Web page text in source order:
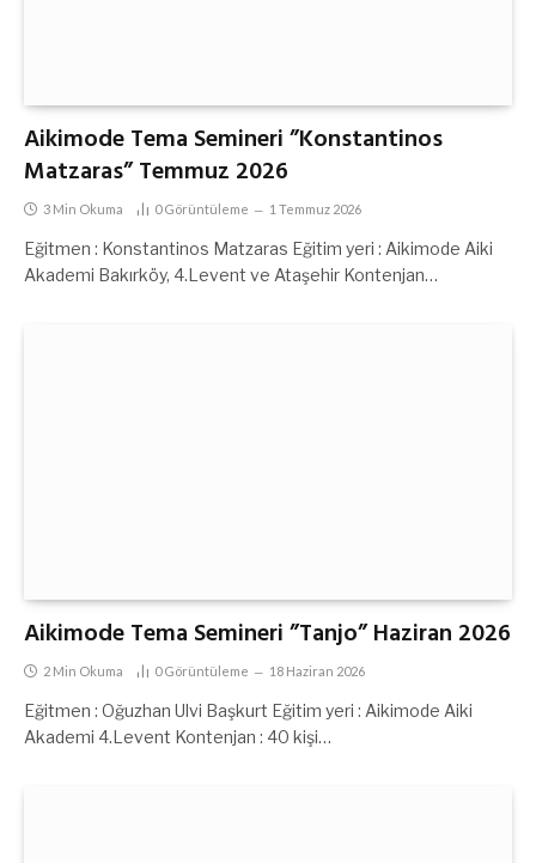
Aikimode Tema Semineri ”Konstantinos
Matzaras” Temmuz 2026
3 Min Okuma 0Görüntüleme 1 Temmuz 2026
Eğitmen : Konstantinos Matzaras Eğitim yeri : Aikimode Aiki
Akademi Bakırköy, 4.Levent ve Ataşehir Kontenjan…
Aikimode Tema Semineri ”Tanjo” Haziran 2026
2 Min Okuma 0Görüntüleme 18 Haziran 2026
Eğitmen : Oğuzhan Ulvi Başkurt Eğitim yeri : Aikimode Aiki
Akademi 4.Levent Kontenjan : 40 kişi…